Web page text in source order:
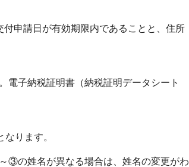
申請日が有効期限内であることと、住所
電子納税証明書（納税証明データシート
ります。
③の姓名が異なる場合は、姓名の変更がわ